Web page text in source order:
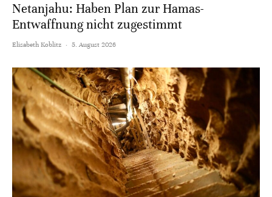
Netanjahu: Haben Plan zur Hamas-
Entwaffnung nicht zugestimmt
Elisabeth Koblitz · 5. August 2026